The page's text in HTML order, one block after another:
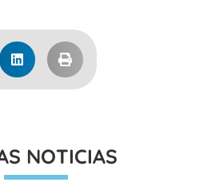
NOTICIAS